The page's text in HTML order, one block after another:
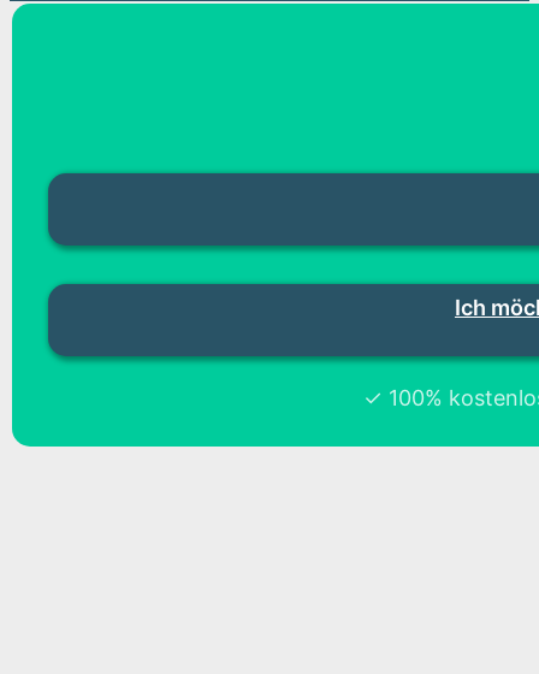
Ich
✓ 100%